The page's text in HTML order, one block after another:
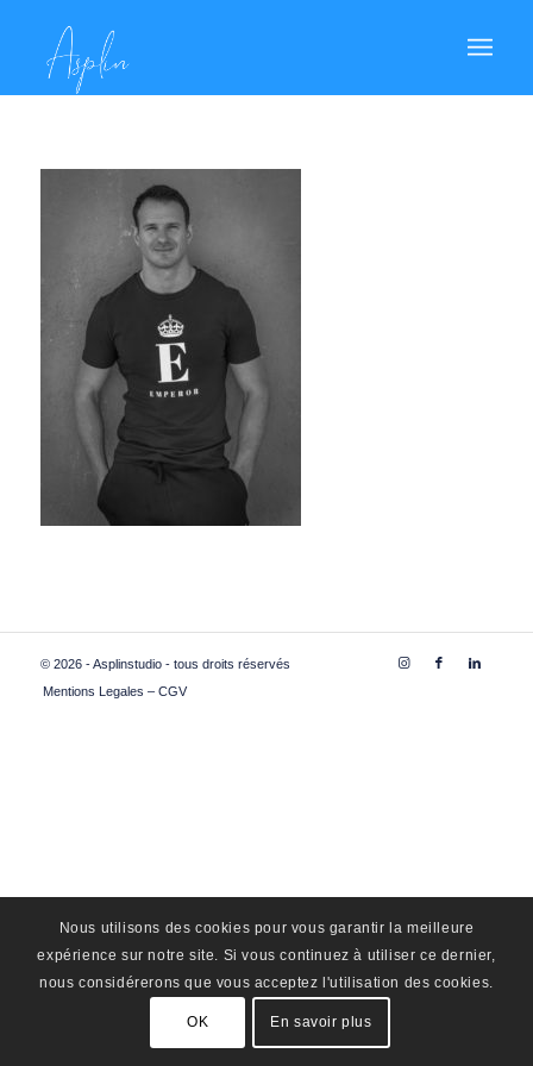
© 2026 - Asplinstudio - tous droits réservés
Mentions Legales – CGV
Nous utilisons des cookies pour vous garantir la meilleure
expérience sur notre site. Si vous continuez à utiliser ce dernier,
nous considérerons que vous acceptez l'utilisation des cookies.
OK En savoir plus